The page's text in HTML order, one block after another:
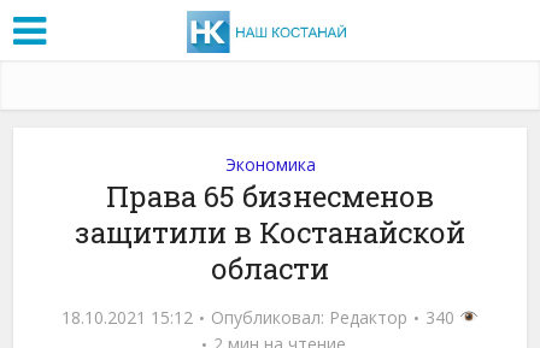
Экономика
Права 65 бизнесменов
защитили в Костанайской
области
18.10.2021 15:12 Опубликовал: Редактор
340
2 мин на чтение